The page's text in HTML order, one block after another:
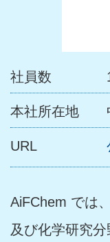
社員数
本社所在地
URL
AiFChem では
及び化学研究